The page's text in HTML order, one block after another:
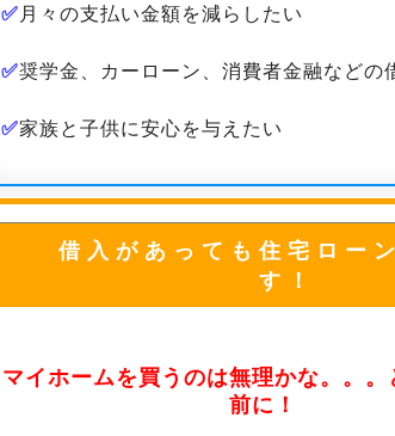
✅ 月々の支払い金額を減らしたい
✅奨学金、カーローン、消費者金融などの
✅家族と子供に安心を与えたい
借入があっても住宅ロー
す！
マイホームを買うのは無理かな。。。
前に！